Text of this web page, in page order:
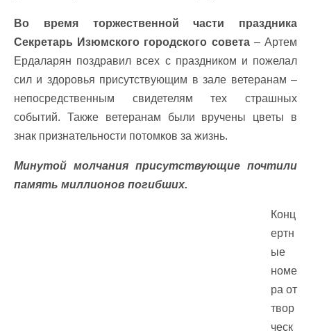
Во время торжественной части праздника
Секретарь Изюмского городского совета– Артем
Ердаларян поздравил всех с праздником и пожелал
сил и здоровья присутствующим в зале ветеранам –
непосредственным свидетелям тех страшных
событий. Также ветеранам были вручены цветы в
знак признательности потомков за жизнь.
Минутой молчания присутствующие почтили
память миллионов погибших.
Конц
ертн
ые
номе
ра от
твор
ческ